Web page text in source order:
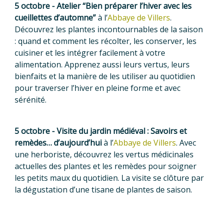
5 octobre - Atelier “Bien préparer l’hiver avec les
cueillettes d’automne”à l’Abbaye de Villers.
Découvrez les plantes incontournables de la saison
: quand et comment les récolter, les conserver, les
cuisiner et les intégrer facilement à votre
alimentation. Apprenez aussi leurs vertus, leurs
bienfaits et la manière de les utiliser au quotidien
pour traverser l’hiver en pleine forme et avec
sérénité.
5 octobre - Visite du jardin médiéval : Savoirs et
remèdes… d’aujourd’huià l’Abbaye de Villers. Avec
une herboriste, découvrez les vertus médicinales
actuelles des plantes et les remèdes pour soigner
les petits maux du quotidien. La visite se clôture par
la dégustation d’une tisane de plantes de saison.